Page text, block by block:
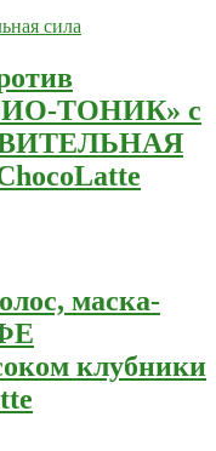
ТОНИК» с
маска-
клубники